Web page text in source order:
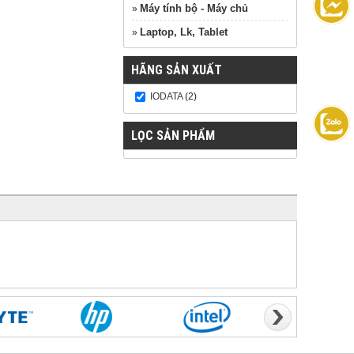
» Máy tính bộ - Máy chủ
» Laptop, Lk, Tablet
HÃNG SẢN XUẤT
IODATA (2)
LỌC SẢN PHẨM